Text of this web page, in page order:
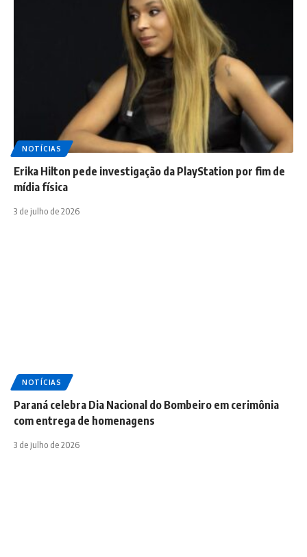
NOTÍCIAS
Erika Hilton pede investigação da PlayStation por fim de
mídia física
3 de julho de 2026
NOTÍCIAS
Paraná celebra Dia Nacional do Bombeiro em cerimônia
com entrega de homenagens
3 de julho de 2026